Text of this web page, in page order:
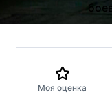
Моя оценка